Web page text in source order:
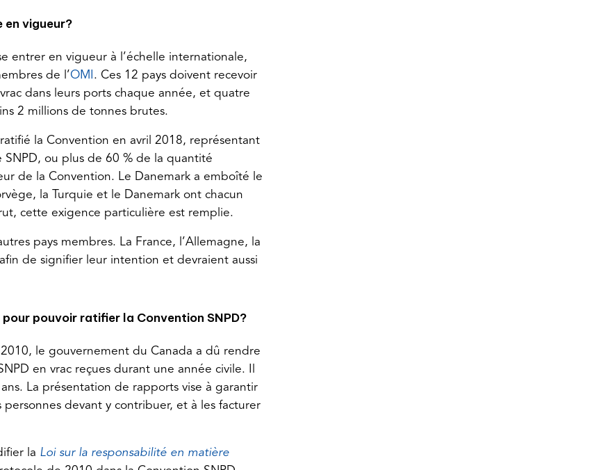
vigueur?
entrer en vigueur à l’échelle internationale,
de l’OMI (opens
in
a
tab)
. Ces 12 pays doivent recevoir
dans leurs ports chaque année, et quatre
2 millions de tonnes brutes.
la Convention en avril 2018, représentant
ou plus de 60 % de la quantité
de la Convention. Le Danemark a emboîté le
la Turquie et le Danemark ont chacun
cette exigence particulière est remplie.
pays membres. La France, l’Allemagne, la
de signifier leur intention et devraient aussi
pouvoir ratifier la Convention SNPD?
le gouvernement du Canada a dû rendre
en vrac reçues durant une année civile. Il
La présentation de rapports vise à garantir
devant y contribuer, et à les facturer
la Loi sur la responsabilité en matière